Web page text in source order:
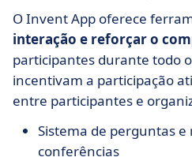
O Invent App oferece
interação e reforçar o
participantes durante todo
incentivam a participação
entre participantes e
Sistema de perguntas e
conferências